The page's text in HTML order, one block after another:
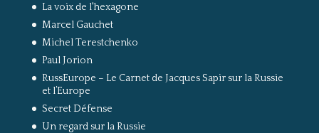
La voix de l'hexagone
Marcel Gauchet
Michel Terestchenko
Paul Jorion
RussEurope – Le Carnet de Jacques Sapir sur la Russie
et l’Europe
Secret Défense
Un regard sur la Russie